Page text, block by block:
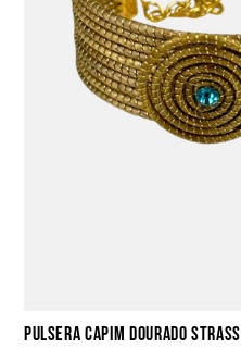
PULSERA CAPIM DOURADO STRASS